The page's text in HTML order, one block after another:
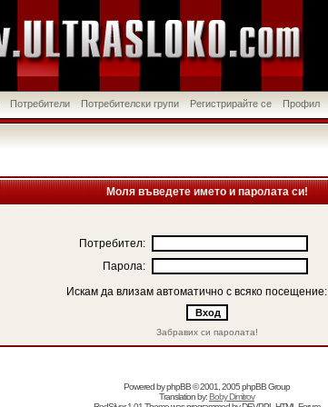
Потребители Потребителски групи Регистрирайте се Профил
Моля въведете името и паролата си!
Потребител:
Парола:
Искам да влизам автоматично с всяко посещение:
Забравих си паролата!
Powered byphpBB© 2001, 2005 phpBB Group
Translation by:Boby Dimitrov